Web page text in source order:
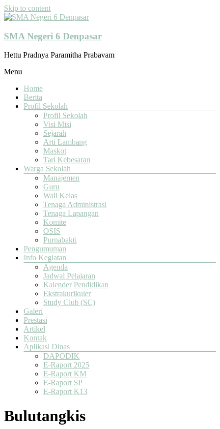
Skip to content
SMA Negeri 6 Denpasar
Hettu Pradnya Paramitha Prabavam
Menu
Home
Berita
Profil Sekolah
Profil Sekolah
Visi Misi
Sejarah
Arti Lambang
Maskot
Tari Kebesaran
Warga Sekolah
Manajemen
Guru
Wali Kelas
Tenaga Administrasi
Tenaga Lapangan
Komite
OSIS
Purnabakti
Pengumuman
Info Kegiatan
Agenda
Jadwal Pelajaran
Kalender Pendidikan
Ekstrakurikuler
Study Club (SC)
Galeri
Prestasi
Artikel
Kontak
Aplikasi Dinas
DAPODIK
E-Raport 2025
E-Raport KM
E-Raport SP
E-Raport K13
Bulutangkis